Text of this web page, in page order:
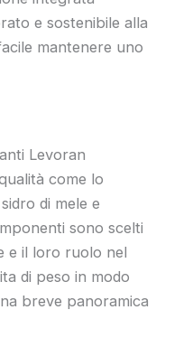
e sostenibile alla
mantenere uno
Levoran
come lo
di mele e
sono scelti
e il loro ruolo nel
di peso in modo
breve panoramica